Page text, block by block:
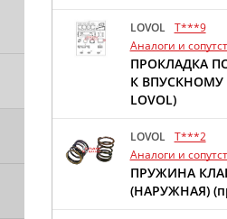
LOVOL
T***9
Аналоги и
ПРОКЛАДКА
К ВПУСКНОМУ
LOVOL)
LOVOL
T***2
Аналоги и
ПРУЖИНА
(НАРУЖНАЯ)